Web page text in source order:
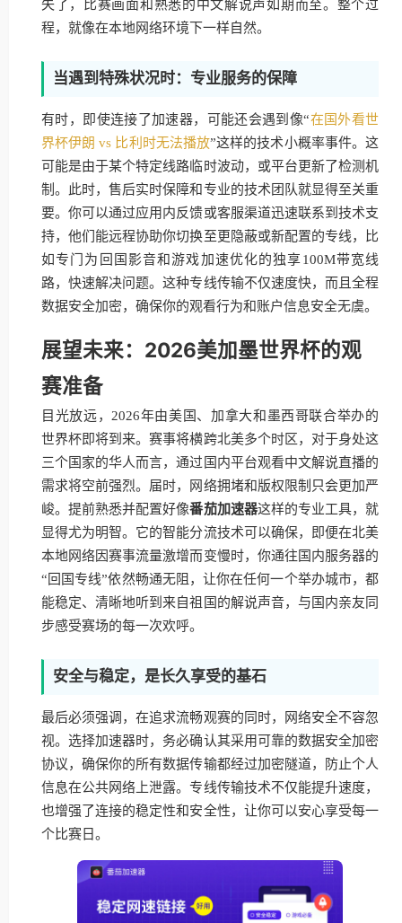
失了，比赛画面和熟悉的中文解说声如期而至。整个过
程，就像在本地网络环境下一样自然。
当遇到特殊状况时：专业服务的保障
有时，即使连接了加速器，可能还会遇到像“在国外看世
界杯伊朗 vs 比利时无法播放”这样的技术小概率事件。这
可能是由于某个特定线路临时波动，或平台更新了检测机
制。此时，售后实时保障和专业的技术团队就显得至关重
要。你可以通过应用内反馈或客服渠道迅速联系到技术支
持，他们能远程协助你切换至更隐蔽或新配置的专线，比
如专门为回国影音和游戏加速优化的独享100M带宽线
路，快速解决问题。这种专线传输不仅速度快，而且全程
数据安全加密，确保你的观看行为和账户信息安全无虞。
展望未来：2026美加墨世界杯的观
赛准备
目光放远，2026年由美国、加拿大和墨西哥联合举办的
世界杯即将到来。赛事将横跨北美多个时区，对于身处这
三个国家的华人而言，通过国内平台观看中文解说直播的
需求将空前强烈。届时，网络拥堵和版权限制只会更加严
峻。提前熟悉并配置好像番茄加速器这样的专业工具，就
显得尤为明智。它的智能分流技术可以确保，即便在北美
本地网络因赛事流量激增而变慢时，你通往国内服务器的
“回国专线”依然畅通无阻，让你在任何一个举办城市，都
能稳定、清晰地听到来自祖国的解说声音，与国内亲友同
步感受赛场的每一次欢呼。
安全与稳定，是长久享受的基石
最后必须强调，在追求流畅观赛的同时，网络安全不容忽
视。选择加速器时，务必确认其采用可靠的数据安全加密
协议，确保你的所有数据传输都经过加密隧道，防止个人
信息在公共网络上泄露。专线传输技术不仅能提升速度，
也增强了连接的稳定性和安全性，让你可以安心享受每一
个比赛日。